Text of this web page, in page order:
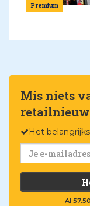
Premium
Mis niets
Het
Al